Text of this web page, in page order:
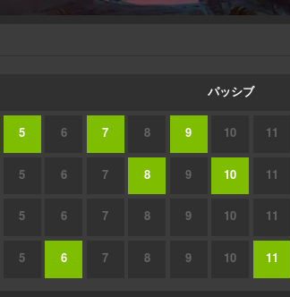
パッシブ
5 6 7 8 9 10 11
5 6 7 8 9 10 11
5 6 7 8 9 10 11
5 6 7 8 9 10 11